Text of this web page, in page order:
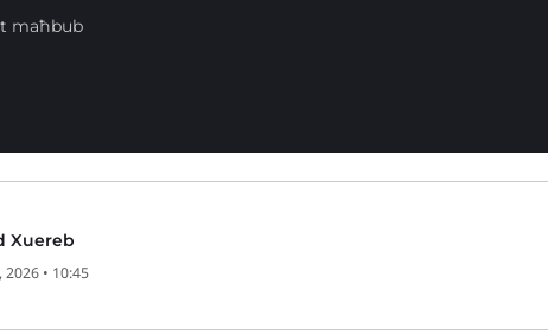
maħbub
Xuereb
• 10:45